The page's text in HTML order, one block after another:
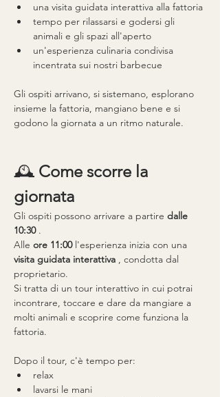
una visita guidata interattiva alla fattoria
tempo per rilassarsi e godersi gli
animali e gli spazi all'aperto
un'esperienza culinaria condivisa
incentrata sui nostri barbecue
Gli ospiti arrivano, si sistemano, esplorano
insieme la fattoria, mangiano bene e si
godono la giornata a un ritmo naturale.
🕰 Come scorre la
giornata
Gli ospiti possono arrivare a partire dalle
10:30 .
Alle ore 11:00 l'esperienza inizia con una
visita guidata interattiva , condotta dal
proprietario.
Si tratta di un tour interattivo in cui potrai
incontrare, toccare e dare da mangiare a
molti animali e scoprire come funziona la
fattoria.
Dopo il tour, c'è tempo per:
relax
lavarsi le mani